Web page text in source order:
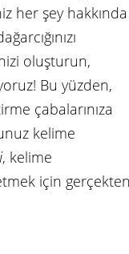
her şey hakkında
oluşturun,
Bu yüzden,
çabalarınıza
kelime
, kelime
için